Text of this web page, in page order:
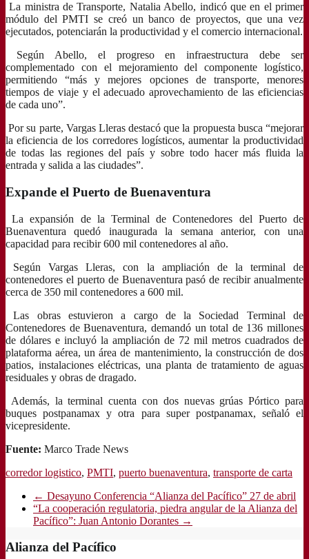
La ministra de Transporte, Natalia Abello, indicó que en el primer
módulo del PMTI se creó un banco de proyectos, que una vez
ejecutados, potenciarán la productividad y el comercio internacional.
Según Abello, el progreso en infraestructura debe ser
complementado con el mejoramiento del componente logístico,
permitiendo “más y mejores opciones de transporte, menores
tiempos de viaje y el adecuado aprovechamiento de las eficiencias
de cada uno”.
Por su parte, Vargas Lleras destacó que la propuesta busca “mejorar
la eficiencia de los corredores logísticos, aumentar la productividad
de todas las regiones del país y sobre todo hacer más fluida la
entrada y salida a las ciudades”.
Expande el Puerto de Buenaventura
La expansión de la Terminal de Contenedores del Puerto de
Buenaventura quedó inaugurada la semana anterior, con una
capacidad para recibir 600 mil contenedores al año.
Según Vargas Lleras, con la ampliación de la terminal de
contenedores el puerto de Buenaventura pasó de recibir anualmente
cerca de 350 mil contenedores a 600 mil.
Las obras estuvieron a cargo de la Sociedad Terminal de
Contenedores de Buenaventura, demandó un total de 136 millones
de dólares e incluyó la ampliación de 72 mil metros cuadrados de
plataforma aérea, un área de mantenimiento, la construcción de dos
patios, instalaciones eléctricas, una planta de tratamiento de aguas
residuales y obras de dragado.
Además, la terminal cuenta con dos nuevas grúas Pórtico para
buques postpanamax y otra para super postpanamax, señaló el
vicepresidente.
Fuente: Marco Trade News
corredor logistico, PMTI, puerto buenaventura, transporte de carta
← Desayuno Conferencia “Alianza del Pacífico” 27 de abril
“La cooperación regulatoria, piedra angular de la Alianza del
Pacífico”: Juan Antonio Dorantes →
Alianza del Pacífico